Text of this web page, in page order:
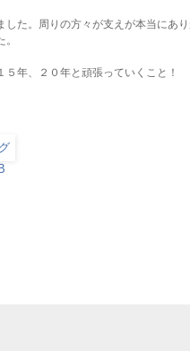
し た。周りの方々が支えが本当にあ
５ 年、２０年と頑張っていくこと！